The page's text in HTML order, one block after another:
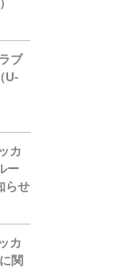
ブ
U-
カ
ー
らせ
カ
関